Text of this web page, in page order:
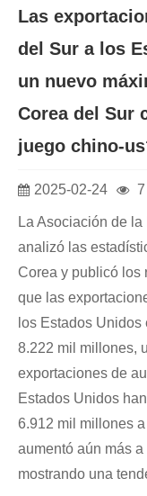
Las
del Sur a los
un nuevo
Corea del Sur
juego chino-
2025-02-24 7
La Asociación de
analizó las
Corea y publicó los
que las
los Estados
8.222 mil millones,
exportaciones de
Estados Unidos
6.912 mil millones
aumentó aún más
mostrando una